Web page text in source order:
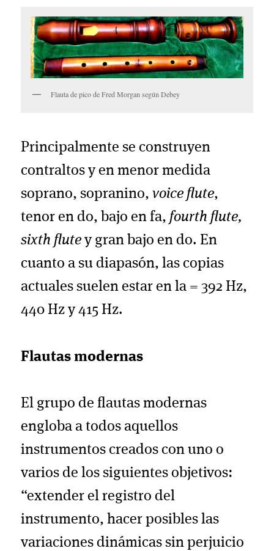
Flauta de pico de Fred Morgan según Debey
Principalmente se construyen
contraltos y en menor medida
soprano, sopranino,voice flute,
tenor en do, bajo en fa,fourth flute,
sixth flute y gran bajo en do. En
cuanto a su diapasón, las copias
actuales suelen estar en la = 392 Hz,
440 Hz y 415 Hz.
Flautas modernas
El grupo de flautas modernas
engloba a todos aquellos
instrumentos creados con uno o
varios de los siguientes objetivos:
“extender el registro del
instrumento, hacer posibles las
variaciones dinámicas sin perjuicio